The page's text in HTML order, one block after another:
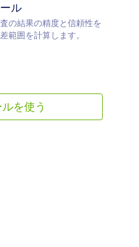
ル
の結果の精度と信頼性を
範囲を計算します。
を使う